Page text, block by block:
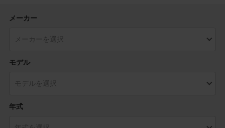
メーカー
モデル
年式